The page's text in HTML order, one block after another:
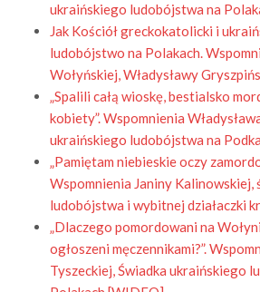
ukraińskiego ludobójstwa na
Jak Kościół greckokatolicki i
ludobójstwo na Polakach.
Wołyńskiej, Władysławy
„Spalili całą wioskę, bestialsko
kobiety”. Wspomnienia
ukraińskiego ludobójstwa na
„Pamiętam niebieskie oczy
Wspomnienia Janiny Kalinowskiej,
ludobójstwa i wybitnej działaczki
„Dlaczego pomordowani na
ogłoszeni męczennikami?”.
Tyszeckiej, Świadka ukraińskiego